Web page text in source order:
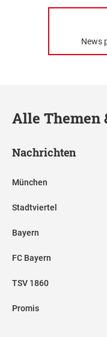
News
Alle Themen
Nachrichten
München
Stadtviertel
Bayern
FC Bayern
TSV 1860
Promis